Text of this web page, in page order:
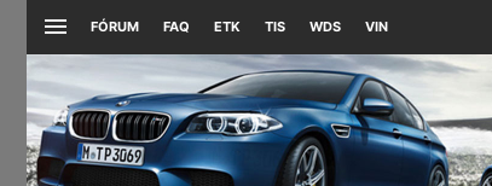
FÓRUM FAQ ETK TIS WDS VIN